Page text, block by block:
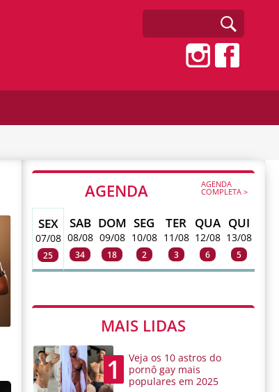
AGENDA AGENDA
COMPLETA >
SEX
07/08
25
SAB
08/08
34
DOM
09/08
18
SEG
10/08
2
TER
11/08
3
QUA
12/08
6
QUI
13/08
5
MAIS LIDAS
1
Veja os 10 astros do
pornô gay mais
populares em 2025